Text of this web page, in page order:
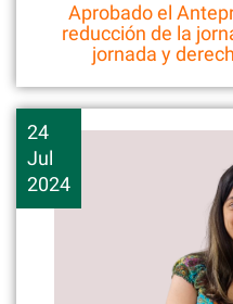
Aprobado el
reducción de la
jornada y
24
Jul
2024